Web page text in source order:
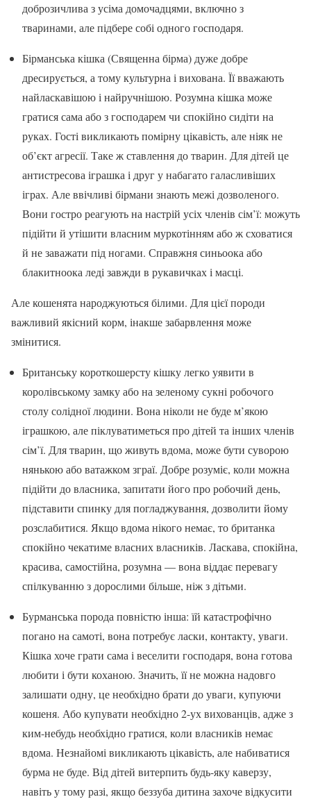
доброзичлива з усіма домочадцями, включно з
тваринами, але підбере собі одного господаря.
Бірманська кішка (Священна бірма) дуже добре
дресирується, а тому культурна і вихована. Її вважають
найласкавішою і найручнішою. Розумна кішка може
гратися сама або з господарем чи спокійно сидіти на
руках. Гості викликають помірну цікавість, але ніяк не
об’єкт агресії. Таке ж ставлення до тварин. Для дітей це
антистресова іграшка і друг у набагато галасливіших
іграх. Але ввічливі бірмани знають межі дозволеного.
Вони гостро реагують на настрій усіх членів сім’ї: можуть
підійти й утішити власним муркотінням або ж сховатися
й не заважати під ногами. Справжня синьоока або
блакитноока леді завжди в рукавичках і масці.
Але кошенята народжуються білими. Для цієї породи
важливий якісний корм, інакше забарвлення може
змінитися.
Британську короткошерсту кішку легко уявити в
королівському замку або на зеленому сукні робочого
столу солідної людини. Вона ніколи не буде м’якою
іграшкою, але піклуватиметься про дітей та інших членів
сім’ї. Для тварин, що живуть вдома, може бути суворою
нянькою або ватажком зграї. Добре розуміє, коли можна
підійти до власника, запитати його про робочий день,
підставити спинку для погладжування, дозволити йому
розслабитися. Якщо вдома нікого немає, то британка
спокійно чекатиме власних власників. Ласкава, спокійна,
красива, самостійна, розумна — вона віддає перевагу
спілкуванню з дорослими більше, ніж з дітьми.
Бурманська порода повністю інша: їй катастрофічно
погано на самоті, вона потребує ласки, контакту, уваги.
Кішка хоче грати сама і веселити господаря, вона готова
любити і бути коханою. Значить, її не можна надовго
залишати одну, це необхідно брати до уваги, купуючи
кошеня. Або купувати необхідно 2-ух вихованців, адже з
ким-небудь необхідно гратися, коли власників немає
вдома. Незнайомі викликають цікавість, але набиватися
бурма не буде. Від дітей витерпить будь-яку каверзу,
навіть у тому разі, якщо беззуба дитина захоче відкусити